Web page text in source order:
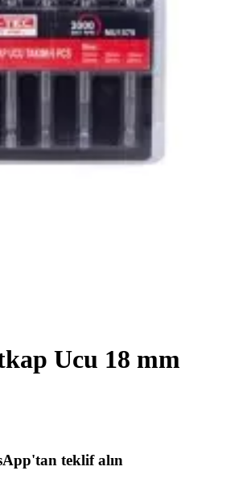
Ucu 18 mm
teklif alın